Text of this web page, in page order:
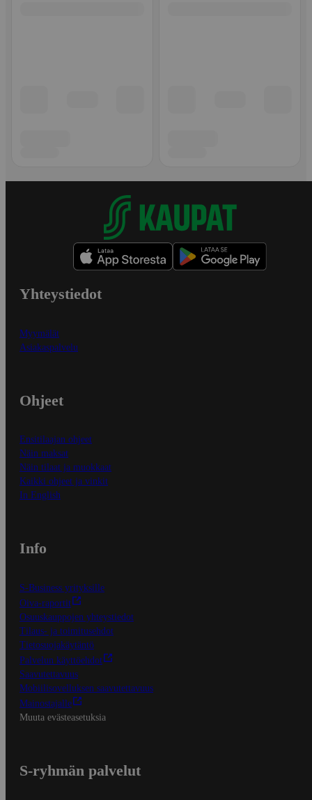
Yhteystiedot
Myymälät
Asiakaspalvelu
Ohjeet
Ensitilaajan ohjeet
Näin maksat
Näin tilaat ja muokkaat
Kaikki ohjeet ja vinkit
In English
Info
S-Business yrityksille
Oiva-raportit
Osuuskauppojen yhteystiedot
Tilaus- ja toimitusehdot
Tietosuojakäytäntö
Palvelun käyttöehdot
Saavutettavuus
Mobiilisovelluksen saavutettavuus
Mainostajalle
Muuta evästeasetuksia
S-ryhmän palvelut